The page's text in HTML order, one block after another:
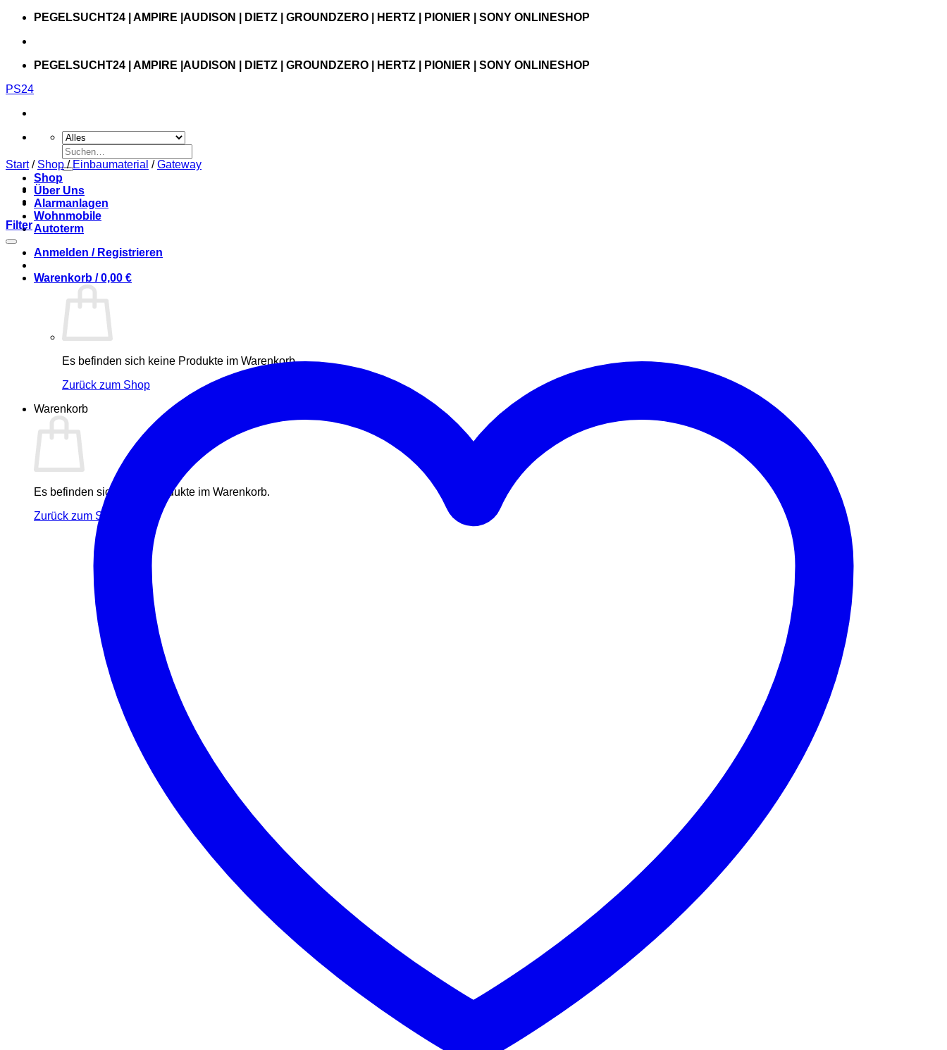
Zum
springen
PEGELSUCHT24 | AMPIRE |AUDISON | DIETZ | GROUNDZERO | HERTZ | PIONIER | SONY ONLINESHOP
PEGELSUCHT24 | AMPIRE |AUDISON | DIETZ | GROUNDZERO | HERTZ | PIONIER | SONY ONLINESHOP
PS24
Suchen
nach:
Shop
Über Uns
Alarmanlagen
Wohnmobile
Autoterm
Anmelden / Registrieren
Warenkorb /0,00 €
Es befinden sich keine Produkte im Warenkorb.
Zurück zum Shop
Warenkorb
Es befinden sich keine Produkte im Warenkorb.
Zurück zum Shop
Start / Shop / Einbaumaterial / Gateway
Filter